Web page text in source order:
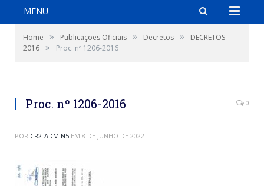
MENU
Home » Publicações Oficiais » Decretos »
DECRETOS
2016 » Proc. nº 1206-2016
Proc. nº 1206-2016 0
POR CR2-ADMIN5 EM 8 DE JUNHO DE 2022